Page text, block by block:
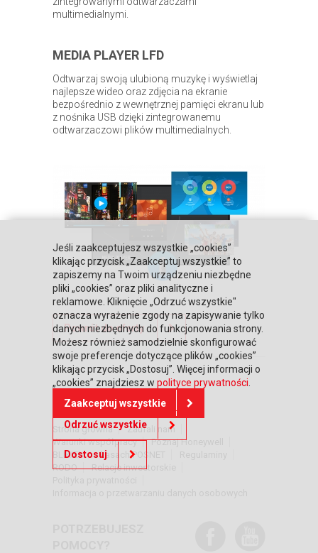
multimedialnymi.
MEDIA PLAYER LFD
Odtwarzaj swoją ulubioną muzykę i wyświetlaj
najlepsze wideo oraz zdjęcia na ekranie
bezpośrednio z wewnętrznej pamięci ekranu lub
z nośnika USB dzięki zintegrowanemu
odtwarzaczowi plików multimedialnych.
Powrót do oferty
DOWIEDZ SIĘ WIĘCEJ
Strona główna
Zaufali nam
Warunki współpracy
Poznaj Honeywell
BLIKIEM na kasach POSNET
RODO
Relacje inwestorskie
Jeśli zaakceptujesz wszystkie „cookies”
klikając przycisk „Zaakceptuj wszystkie” to
zapiszemy na Twoim urządzeniu niezbędne
pliki „cookies” oraz pliki analityczne i
reklamowe. Kliknięcie „Odrzuć wszystkie"
oznacza wyrażenie zgody na zapisywanie tylko
danych niezbędnych do funkcjonowania strony.
Możesz również samodzielnie skonfigurować
swoje preferencje dotyczące plików „cookies”
klikając przycisk „Dostosuj”. Więcej informacji o
„cookies” znajdziesz w polityce prywatności
Zaakceptuj wszystkie
Odrzuć wszystkie
Dostosuj